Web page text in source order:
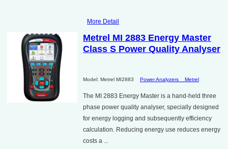
More Detail
Metrel MI 2883 Energy Master
Class S Power Quality Analyser
Model: Metrel MI2883 Power Analyzers Metrel
The MI 2883 Energy Master is a hand-held three
phase power quality analyser, specially designed
for energy logging and subsequently efficiency
calculation. Reducing energy use reduces energy
costs a ...